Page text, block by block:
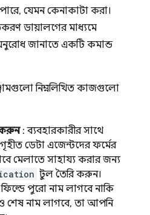
যেমন কেনাকাটা করা।
ডায়ালগের মাধ্যমে
জানাতে একটি কমান্ড
নিম্নলিখিত কাজগুলো
করুন: ব্যবহারকারীর সাথে
ডেটা এজেন্টদের ফর্মের
মেলাতে সাহায্য করার জন্য
টুল তৈরি করুন।
পুরো নাম লাগবে নাকি
শেষ নাম লাগবে, তা আপনি